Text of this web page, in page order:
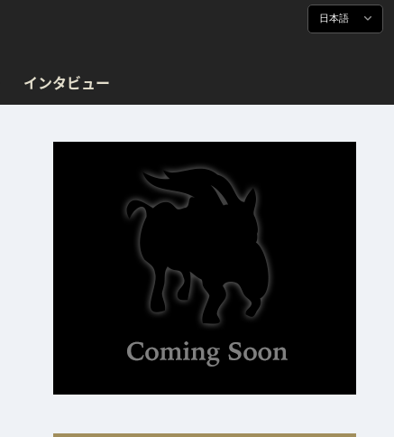
日本語
インタビュー